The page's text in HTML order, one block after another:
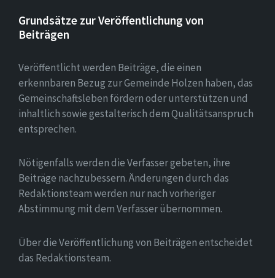
Grundsätze zur Veröffentlichung von
Beiträgen
Veröffentlicht werden Beiträge, die einen
erkennbaren Bezug zur Gemeinde Holzen haben, das
Gemeinschaftsleben fördern oder unterstützen und
inhaltlich sowie gestalterisch dem Qualitätsanspruch
entsprechen.
Nötigenfalls werden die Verfasser gebeten, ihre
Beiträge nachzubessern. Änderungen durch das
Redaktionsteam werden nur nach vorheriger
Abstimmung mit dem Verfasser übernommen.
Über die Veröffentlichung von Beiträgen entscheidet
das Redaktionsteam.